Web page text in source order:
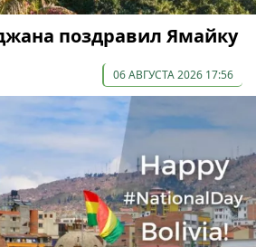
поздравил Ямайку
06 АВГУСТА 2026 17:56